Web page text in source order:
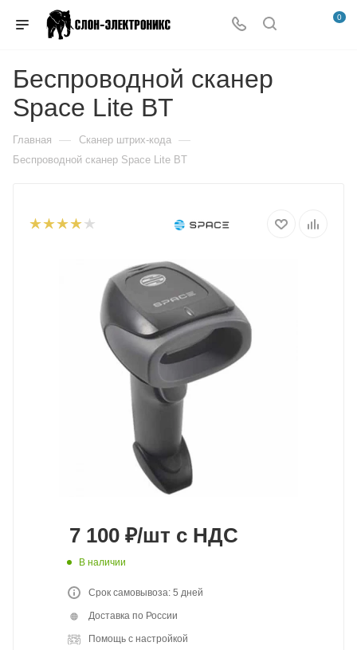
0
Беспроводной сканер
Space Lite BT
Главная — Сканер штрих-кода —
Беспроводной сканер Space Lite BT
7 100 ₽/шт с НДС
В наличии
Срок самовывоза: 5 дней
Доставка по России
Помощь с настройкой